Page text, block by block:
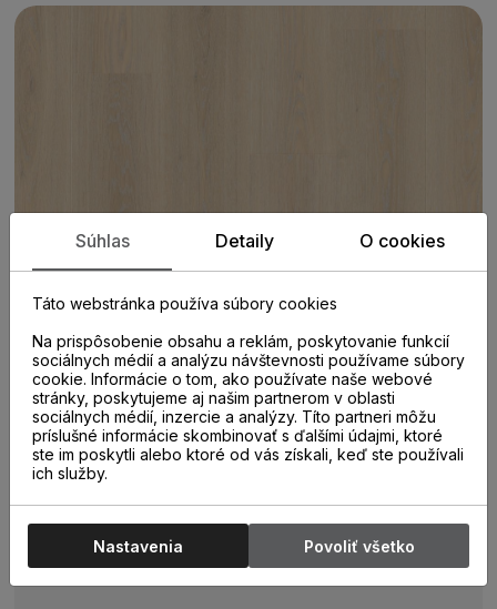
PARAMETRE
Vinylová podlaha
Súhlas Detaily O cookies
Táto webstránka používa súbory cookies
Na prispôsobenie obsahu a reklám, poskytovanie funkcií
sociálnych médií a analýzu návštevnosti používame súbory
cookie. Informácie o tom, ako používate naše webové
stránky, poskytujeme aj našim partnerom v oblasti
sociálnych médií, inzercie a analýzy. Títo partneri môžu
príslušné informácie skombinovať s ďalšími údajmi, ktoré
ste im poskytli alebo ktoré od vás získali, keď ste používali
ich služby.
Nastavenia Povoliť všetko